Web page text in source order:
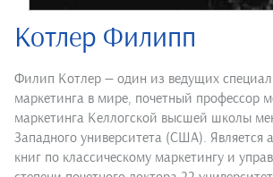
Котлер Филипп
Филип Котлер — один из ведущих
маркетинга в мире, почетный профессор
маркетинга Келлогской высшей школы
Западного университета (США). Является
книг по классическому маркетингу и